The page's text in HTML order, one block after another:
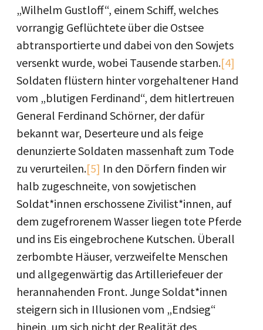
„Wilhelm Gustloff“, einem Schiff, welches
vorrangig Geflüchtete über die Ostsee
abtransportierte und dabei von den Sowjets
versenkt wurde, wobei Tausende starben.[4]
Soldaten flüstern hinter vorgehaltener Hand
vom „blutigen Ferdinand“, dem hitlertreuen
General Ferdinand Schörner, der dafür
bekannt war, Deserteure und als feige
denunzierte Soldaten massenhaft zum Tode
zu verurteilen.[5] In den Dörfern finden wir
halb zugeschneite, von sowjetischen
Soldat*innen erschossene Zivilist*innen, auf
dem zugefrorenem Wasser liegen tote Pferde
und ins Eis eingebrochene Kutschen. Überall
zerbombte Häuser, verzweifelte Menschen
und allgegenwärtig das Artilleriefeuer der
herannahenden Front. Junge Soldat*innen
steigern sich in Illusionen vom „Endsieg“
hinein, um sich nicht der Realität des